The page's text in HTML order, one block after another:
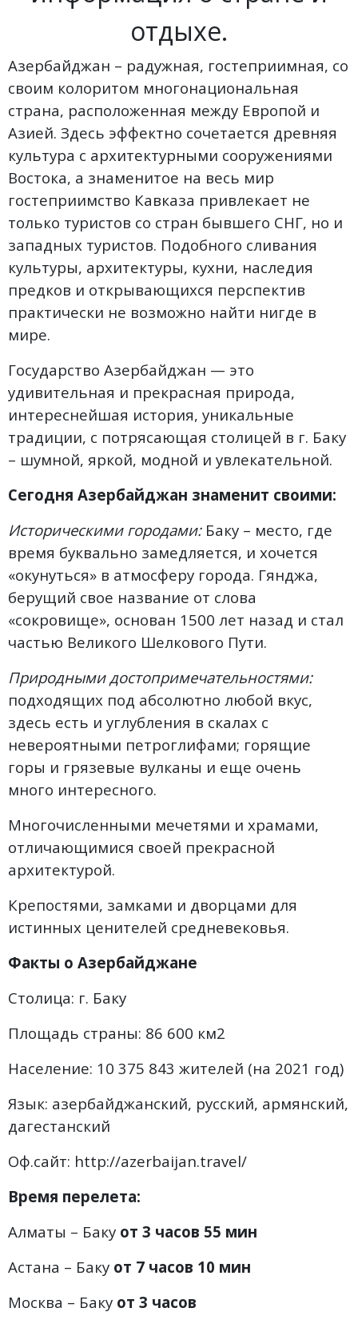
отдыхе.
Азербайджан – радужная, гостеприимная, со
своим колоритом многонациональная
страна, расположенная между Европой и
Азией. Здесь эффектно сочетается древняя
культура с архитектурными сооружениями
Востока, а знаменитое на весь мир
гостеприимство Кавказа привлекает не
только туристов со стран бывшего СНГ, но и
западных туристов. Подобного сливания
культуры, архитектуры, кухни, наследия
предков и открывающихся перспектив
практически не возможно найти нигде в
мире.
Государство Азербайджан — это
удивительная и прекрасная природа,
интереснейшая история, уникальные
традиции, с потрясающая столицей в г. Баку
– шумной, яркой, модной и увлекательной.
Сегодня Азербайджан знаменит своими:
Историческими городами:Баку – место, где
время буквально замедляется, и хочется
«окунуться» в атмосферу города. Гянджа,
берущий свое название от слова
«сокровище», основан 1500 лет назад и стал
частью Великого Шелкового Пути.
Природными достопримечательностями:
подходящих под абсолютно любой вкус,
здесь есть и углубления в скалах с
невероятными петроглифами; горящие
горы и грязевые вулканы и еще очень
много интересного.
Многочисленными мечетями и храмами,
отличающимися своей прекрасной
архитектурой.
Крепостями, замками и дворцами для
истинных ценителей средневековья.
Факты о Азербайджане
Столица: г. Баку
Площадь страны: 86 600 км2
Население: 10 375 843 жителей (на 2021 год)
Язык: азербайджанский, русский, армянский,
дагестанский
Оф.сайт: http://azerbaijan.travel/
Время перелета:
Алматы – Баку от 3 часов 55 мин
Астана – Баку от 7 часов 10 мин
Москва – Баку от 3 часов